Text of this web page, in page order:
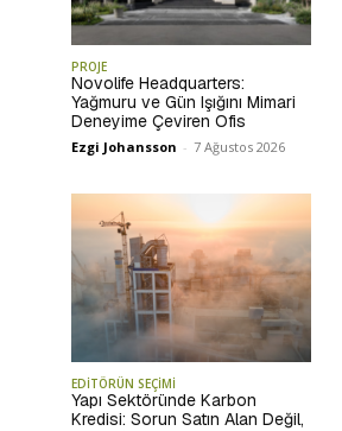
PROJE
Novolife Headquarters:
Yağmuru ve Gün Işığını Mimari
Deneyime Çeviren Ofis
Ezgi Johansson - 7 Ağustos 2026
EDİTÖRÜN SEÇİMİ
Yapı Sektöründe Karbon
Kredisi: Sorun Satın Alan Değil,